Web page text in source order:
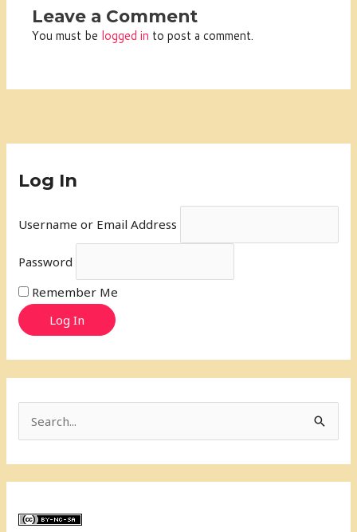
Leave a Comment
You must be logged in to post a comment.
Log In
Username or Email Address
Password
Remember Me
Log In
c